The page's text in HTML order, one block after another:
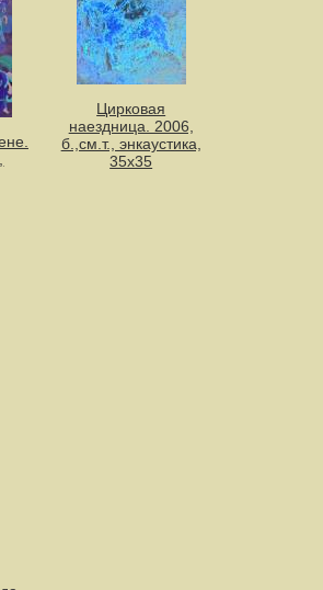
Цирковая
наездница. 2006,
б.,см.т., энкаустика,
35х35